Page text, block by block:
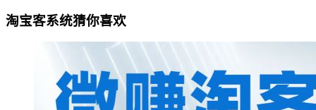
淘宝客系统猜你喜欢